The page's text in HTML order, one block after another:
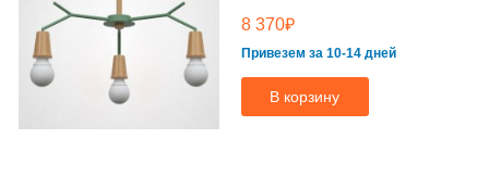
8 370₽
Привезем за 10-14 дней
В корзину